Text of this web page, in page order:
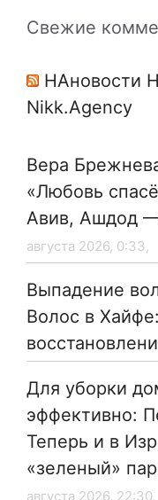
Свежие
НАновости
Nikk.Agency
Вера
«Любовь
Авив, Ашдод
августа 2026, 0:33,
Выпадение
Волос в
Для уборки
эффективно:
Теперь и в
«зеленый»
августа 2026, 22:30,